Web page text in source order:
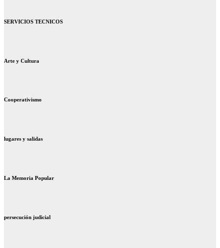
SERVICIOS TECNICOS
Arte y Cultura
Cooperativismo
lugares y salidas
La Memoria Popular
persecución judicial